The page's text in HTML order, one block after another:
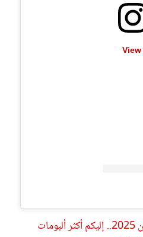
حصاد فن 2025.. إليكم أكثر ألبومات